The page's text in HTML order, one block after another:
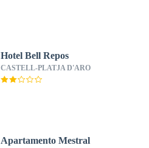
Hotel Bell Repos
CASTELL-PLATJA D'ARO
Apartamento Mestral